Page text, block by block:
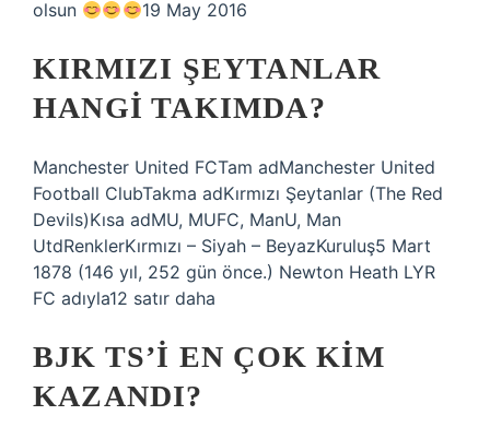
olsun
19 May 2016
KIRMIZI ŞEYTANLAR
HANGI TAKIMDA?
Manchester United FCTam adManchester United
Football ClubTakma adKırmızı Şeytanlar (The Red
Devils)Kısa adMU, MUFC, ManU, Man
UtdRenklerKırmızı – Siyah – BeyazKuruluş5 Mart
1878 (146 yıl, 252 gün önce.) Newton Heath LYR
FC adıyla12 satır daha
BJK TS’I EN ÇOK KIM
KAZANDI?